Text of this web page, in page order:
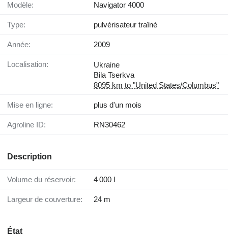
Modèle: Navigator 4000
Type: pulvérisateur traîné
Année: 2009
Localisation:
Ukraine
Bila Tserkva
8095 km to "United States/Columbus"
Mise en ligne: plus d'un mois
Agroline ID: RN30462
Description
Volume du réservoir: 4 000 l
Largeur de couverture: 24 m
État